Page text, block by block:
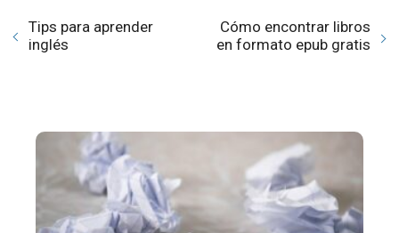
Tips para aprender
inglés
Cómo encontrar libros
en formato epub gratis